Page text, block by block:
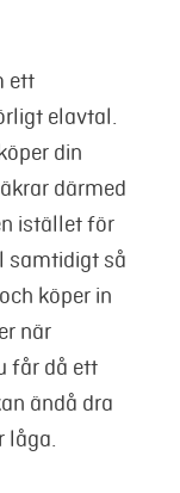
ett
elavtal.
din
därmed
istället för
samtidigt så
köper in
när
får då ett
ändå dra
låga.